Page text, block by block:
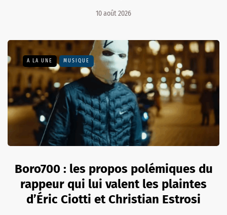
10 août 2026
A LA UNE MUSIQUE
Boro700 : les propos polémiques du
rappeur qui lui valent les plaintes
d’Éric Ciotti et Christian Estrosi